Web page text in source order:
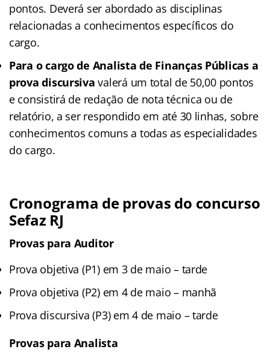
pontos. Deverá ser abordado as disciplinas
relacionadas a conhecimentos específicos do
cargo.
Para o cargo de Analista de Finanças Públicas a
prova discursiva valerá um total de 50,00 pontos
e consistirá de redação de nota técnica ou de
relatório, a ser respondido em até 30 linhas, sobre
conhecimentos comuns a todas as especialidades
do cargo.
Cronograma de provas do concurso
Sefaz RJ
Provas para Auditor
Prova objetiva (P1) em 3 de maio – tarde
Prova objetiva (P2) em 4 de maio – manhã
Prova discursiva (P3) em 4 de maio – tarde
Provas para Analista